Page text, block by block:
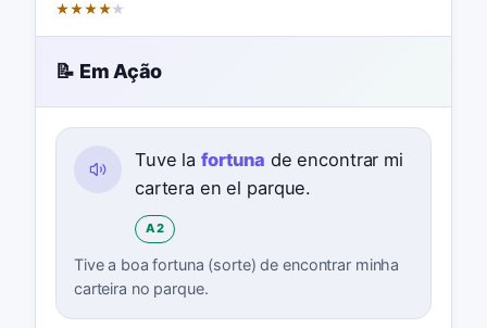
★★★★★
📝 Em Ação
Tuve la fortuna de encontrar mi
cartera en el parque.
A2
Tive a boa fortuna (sorte) de encontrar minha
carteira no parque.